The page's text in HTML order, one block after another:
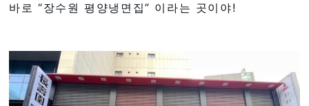
바로 “장수원 평양냉면집” 이라는 곳이야!